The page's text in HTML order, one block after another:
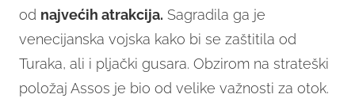
od najvećih atrakcija. Sagradila ga je
venecijanska vojska kako bi se zaštitila od
Turaka, ali i pljački gusara. Obzirom na strateški
položaj Assos je bio od velike važnosti za otok.